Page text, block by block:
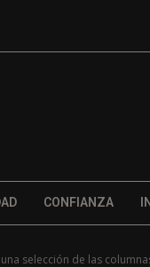
CONFIANZA
selección de las